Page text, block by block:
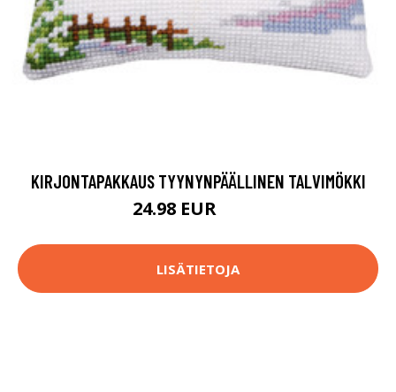
KIRJONTAPAKKAUS TYYNYNPÄÄLLINEN TALVIMÖKKI
24.98 EUR
LISÄTIETOJA